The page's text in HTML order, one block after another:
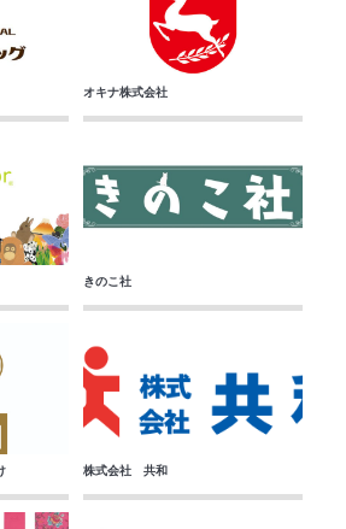
オキナ株式会社
きのこ社
株式会社 共和